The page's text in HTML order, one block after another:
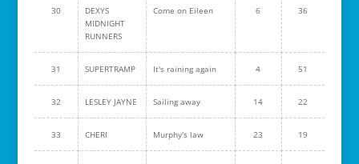
30
DEXYS
MIDNIGHT
RUNNERS
Come on Eileen 6 36
31 SUPERTRAMP It's raining again 4 51
32 LESLEY JAYNE Sailing away 14 22
33 CHERI Murphy's law 23 19